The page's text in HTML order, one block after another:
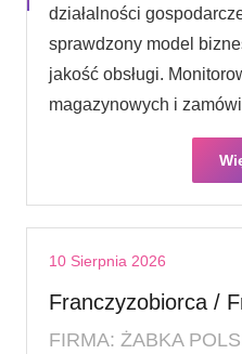
działalności
sprawdzony model
jakość obsługi.
magazynowych i
10 Sierpnia 2026
Franczyzobiorca /
FIRMA: ŻABKA